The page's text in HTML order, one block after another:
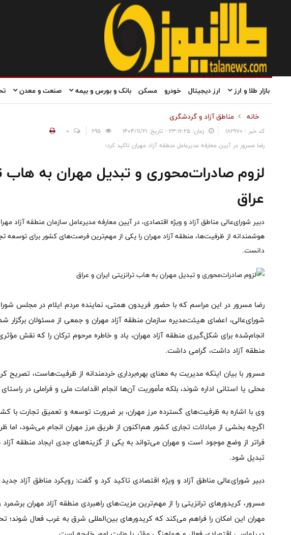
بازار طلا و ارز ارز دیجیتال خودرو مسکن بانک و بورس و بیمه صنعت و معدن
خانه مناطق آزاد و گردشگری
کد خبر : 182970 زمان: ۲۳:۱۶:۲۵ - تاریخ: ۱۴۰۴/۱۱/۲۱
0
رضا مسرور در آیین معارفه مدیرعامل منطقه آزاد مهران تاکید کرد؛
لزوم صادرات‌محوری و تبدیل مهران به هاب
عراق
دبیر شورای‌عالی مناطق آزاد و ویژه اقتصادی، در آیین معارفه مدیرعامل سازمان منطقه آزاد
هوشمندانه از ظرفیت‌ها، منطقه آزاد مهران را یکی از مهم‌ترین فرصت‌های کشور برای توسعه
دانست.
رضا مسرور در این مراسم که با حضور فریدون همتی، نماینده مردم ایلام در مجلس
شورای‌عالی، اعضای هیئت‌مدیره سازمان منطقه آزاد مهران و جمعی از مسئولان برگزار
انجام‌شده برای شکل‌گیری منطقه آزاد مهران، یاد و خاطره مرحوم ترکان را که نقش
منطقه آزاد داشت، گرامی داشت.
مسرور با بیان اینکه مدیریت به معنای بهره‌برداری خردمندانه از ظرفیت‌هاست، تصریح
محلی یا استانی اداره شوند، بلکه مأموریت آن‌ها انجام اقدامات ملی و فراملی در
وی با اشاره به ظرفیت‌های گسترده مرز مهران، بر ضرورت توسعه و تعمیق تجارت با
اگرچه بخشی از مبادلات تجاری کشور هم‌اکنون از طریق مرز مهران انجام می‌شود، اما
فراتر از وضع موجود است و مهران می‌تواند به یکی از گزینه‌های جدی ایجاد منطقه
تبدیل شود.
دبیر شورای‌عالی مناطق آزاد و ویژه اقتصادی تاکید کرد و گفت: رویکرد مناطق آزاد جدید
مسرور، کریدورهای ترانزیتی را از مهم‌ترین مزیت‌های راهبردی منطقه آزاد مهران
مهران این امکان را فراهم می‌کند که کریدورهای بین‌المللی شرق به غرب فعال